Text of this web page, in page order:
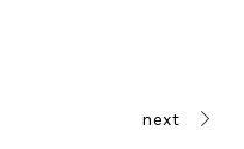
next